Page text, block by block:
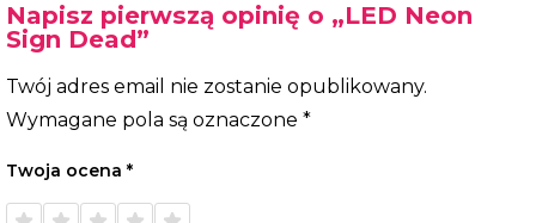
Napisz pierwszą opinię o „LED Neon
Sign Dead”
Twój adres email nie zostanie opublikowany.
Wymagane pola są oznaczone *
Twoja ocena *
1 z 52 z 53 z 54 z 55 z 5